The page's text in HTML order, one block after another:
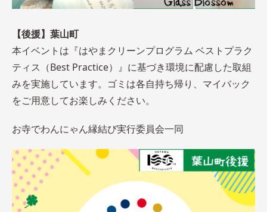
【後援】葉山町
本イベントは『はやまクリーンプログラム ベストプラク
ティス（Best Practice）』に基づき環境に配慮した取組
みを実施しています。ゴミは各自持ち帰り、マイバック
をご用意してお楽しみください。
お寺でわんにゃん縁結び実行委員会一同